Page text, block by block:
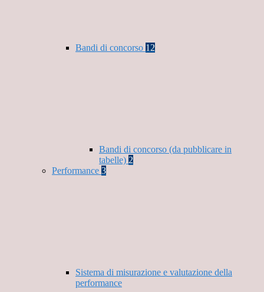
Bandi di concorso 12
Bandi di concorso (da pubblicare in
tabelle) 2
Performance 3
Sistema di misurazione e valutazione della
performance